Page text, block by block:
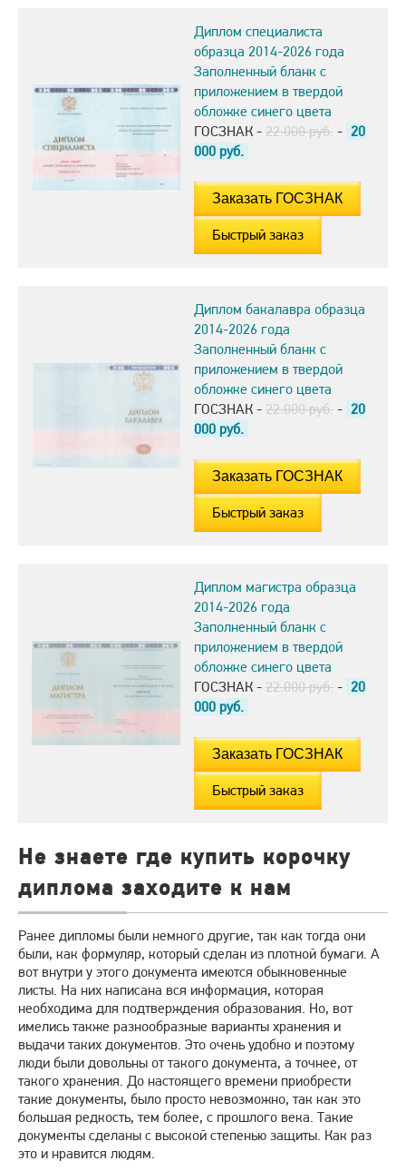
Диплом специалиста
образца 2014-2026 года
Заполненный бланк с
приложением в твердой
обложке синего цвета
ГОСЗНАК - 22.000 руб. - 20
000 руб.
Быстрый заказ
Диплом бакалавра образца
2014-2026 года
Заполненный бланк с
приложением в твердой
обложке синего цвета
ГОСЗНАК - 22.000 руб. - 20
000 руб.
Быстрый заказ
Диплом магистра образца
2014-2026 года
Заполненный бланк с
приложением в твердой
обложке синего цвета
ГОСЗНАК - 22.000 руб. - 20
000 руб.
Быстрый заказ
Не знаете где купить корочку
диплома заходите к нам
Ранее дипломы были немного другие, так как тогда они
были, как формуляр, который сделан из плотной бумаги. А
вот внутри у этого документа имеются обыкновенные
листы. На них написана вся информация, которая
необходима для подтверждения образования. Но, вот
имелись также разнообразные варианты хранения и
выдачи таких документов. Это очень удобно и поэтому
люди были довольны от такого документа, а точнее, от
такого хранения. До настоящего времени приобрести
такие документы, было просто невозможно, так как это
большая редкость, тем более, с прошлого века. Такие
документы сделаны с высокой степенью защиты. Как раз
это и нравится людям.